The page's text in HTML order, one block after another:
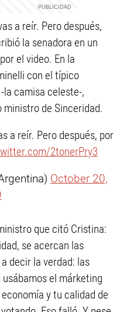
a reír. Pero después,
la senadora en un
el video. En la
con el típico
camisa celeste-,
de Sinceridad.
a reír. Pero después, por
2tonerPry3
October 20,
que citó Cristina:
se acercan las
decir la verdad: las
el márketing
y tu calidad de